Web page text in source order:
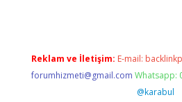
Reklam ve İletişim: E-mail:
forumhizmeti@gmail.com Whatsapp:
@karabul